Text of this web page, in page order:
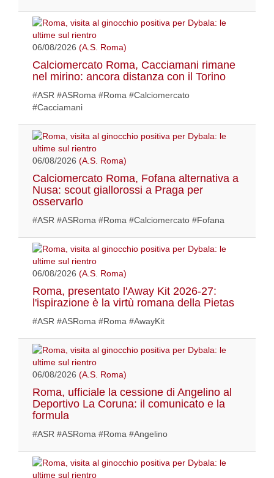
06/08/2026 (A.S. Roma)
Calciomercato Roma, Cacciamani rimane
nel mirino: ancora distanza con il Torino
#ASR #ASRoma #Roma #Calciomercato
#Cacciamani
06/08/2026 (A.S. Roma)
Calciomercato Roma, Fofana alternativa a
Nusa: scout giallorossi a Praga per
osservarlo
#ASR #ASRoma #Roma #Calciomercato #Fofana
06/08/2026 (A.S. Roma)
Roma, presentato l'Away Kit 2026-27:
l'ispirazione è la virtù romana della Pietas
#ASR #ASRoma #Roma #AwayKit
06/08/2026 (A.S. Roma)
Roma, ufficiale la cessione di Angelino al
Deportivo La Coruna: il comunicato e la
formula
#ASR #ASRoma #Roma #Angelino